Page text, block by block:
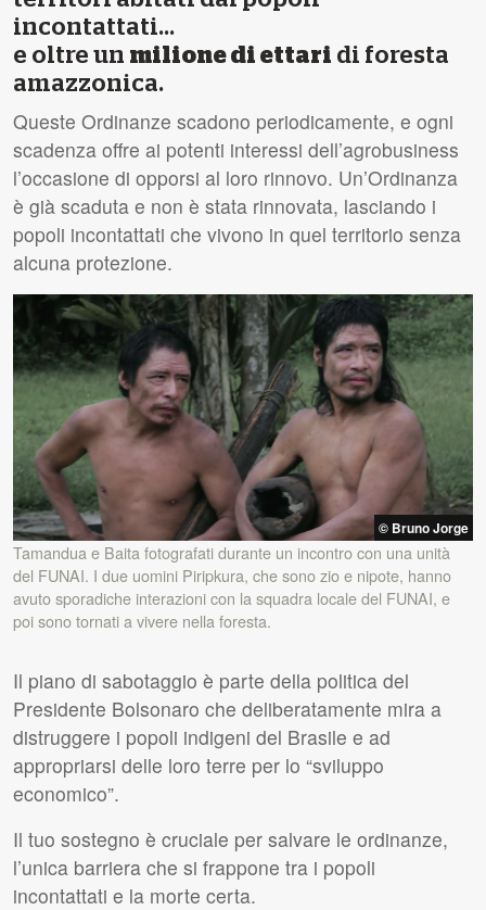
incontattati...
e oltre un milione di ettari di foresta
amazzonica.
Queste Ordinanze scadono periodicamente, e ogni
scadenza offre ai potenti interessi dell’agrobusiness
l’occasione di opporsi al loro rinnovo. Un’Ordinanza
è già scaduta e non è stata rinnovata, lasciando i
popoli incontattati che vivono in quel territorio senza
alcuna protezione.
© Bruno Jorge
Tamandua e Baita fotografati durante un incontro con una unità
del FUNAI. I due uomini Piripkura, che sono zio e nipote, hanno
avuto sporadiche interazioni con la squadra locale del FUNAI, e
poi sono tornati a vivere nella foresta.
Il piano di sabotaggio è parte della politica del
Presidente Bolsonaro che deliberatamente mira a
distruggere i popoli indigeni del Brasile e ad
appropriarsi delle loro terre per lo “sviluppo
economico”.
Il tuo sostegno è cruciale per salvare le ordinanze,
l’unica barriera che si frappone tra i popoli
incontattati e la morte certa.